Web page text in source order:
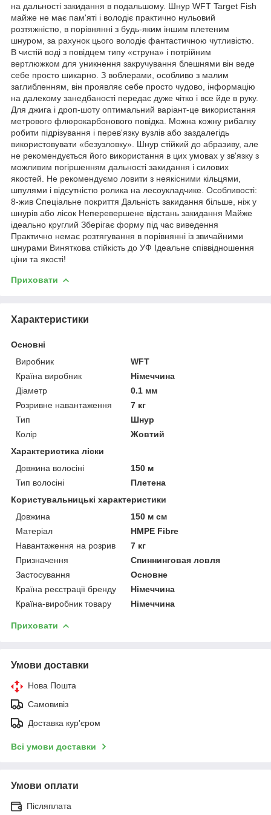
на дальності закидання в подальшому. Шнур WFT Target Fish
майже не має пам'яті і володіє практично нульовий
розтяжністю, в порівнянні з будь-яким іншим плетеним
шнуром, за рахунок цього володіє фантастичною чутливістю.
В чистій воді з повідцем типу «струна» і потрійним
вертлюжком для уникнення закручування блешнями він веде
себе просто шикарно. З воблерами, особливо з малим
заглибленням, він проявляє себе просто чудово, інформацію
на далекому занедбаності передає дуже чітко і все йде в руку.
Для джига і дроп-шоту оптимальний варіант-це використання
метрового флюрокарбонового повідка. Можна кожну рибалку
робити підрізування і перев'язку вузлів або заздалегідь
використовувати «безузловку». Шнур стійкий до абразиву, але
не рекомендується його використання в цих умовах у зв'язку з
можливим погіршенням дальності закидання і силових
якостей. Не рекомендуємо ловити з неякісними кільцями,
шпулями і відсутністю ролика на лесоукладчике. Особливості:
8-жив Спеціальне покриття Дальність закидання більше, ніж у
шнурів або лісок Неперевершене відстань закидання Майже
ідеально круглий Зберігає форму під час виведення
Практично немає розтягування в порівнянні із звичайними
шнурами Виняткова стійкість до УФ Ідеальне співвідношення
ціни та якості!
Приховати
Характеристики
Основні
Виробник
WFT
Країна виробник
Німеччина
Діаметр
0.1 мм
Розривне навантаження
7 кг
Тип
Шнур
Колір
Жовтий
Характеристика ліски
Довжина волосіні
150 м
Тип волосіні
Плетена
Користувальницькі характеристики
Довжина
150 м см
Матеріал
HMPE Fibre
Навантаження на розрив
7 кг
Призначення
Спиннинговая ловля
Застосування
Основне
Країна реєстрації бренду
Німеччина
Країна-виробник товару
Німеччина
Приховати
Умови доставки
Нова Пошта
Самовивіз
Доставка кур'єром
Всі умови доставки
Умови оплати
Післяплата